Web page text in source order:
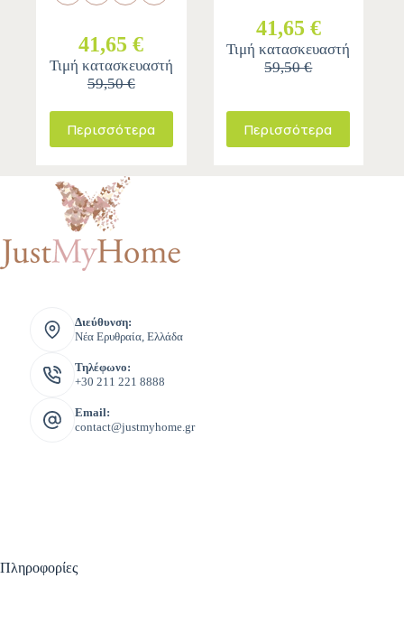
41,65 €
Τιμή κατασκευαστή
59,50 €
Περισσότερα
41,65 €
Τιμή κατασκευαστή
59,50 €
Περισσότερα
Διεύθυνση:
Νέα Ερυθραία, Ελλάδα
Τηλέφωνο:
+30 211 221 8888
Email:
contact@justmyhome.gr
Πληροφορίες